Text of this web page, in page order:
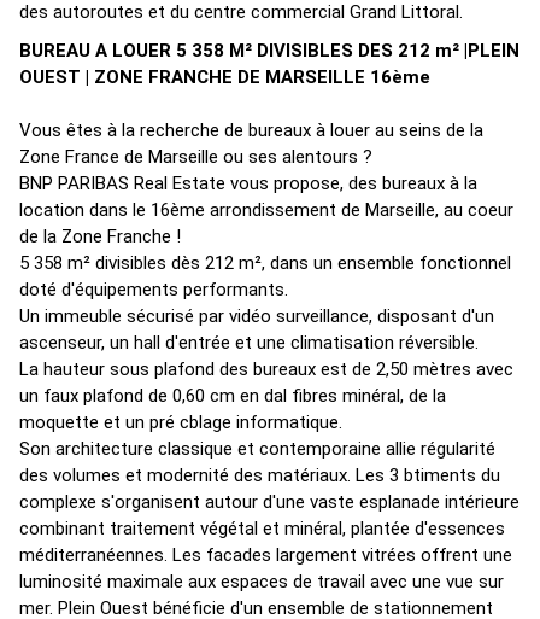
des autoroutes et du centre commercial Grand Littoral.
BUREAU A LOUER 5 358 M² DIVISIBLES DES 212 m² |PLEIN
OUEST | ZONE FRANCHE DE MARSEILLE 16ème
Vous êtes à la recherche de bureaux à louer au seins de la
Zone France de Marseille ou ses alentours ?
BNP PARIBAS Real Estate vous propose, des bureaux à la
location dans le 16ème arrondissement de Marseille, au coeur
de la Zone Franche !
5 358 m² divisibles dès 212 m², dans un ensemble fonctionnel
doté d'équipements performants.
Un immeuble sécurisé par vidéo surveillance, disposant d'un
ascenseur, un hall d'entrée et une climatisation réversible.
La hauteur sous plafond des bureaux est de 2,50 mètres avec
un faux plafond de 0,60 cm en dal fibres minéral, de la
moquette et un pré cblage informatique.
Son architecture classique et contemporaine allie régularité
des volumes et modernité des matériaux. Les 3 btiments du
complexe s'organisent autour d'une vaste esplanade intérieure
combinant traitement végétal et minéral, plantée d'essences
méditerranéennes. Les facades largement vitrées offrent une
luminosité maximale aux espaces de travail avec une vue sur
mer. Plein Ouest bénéficie d'un ensemble de stationnement